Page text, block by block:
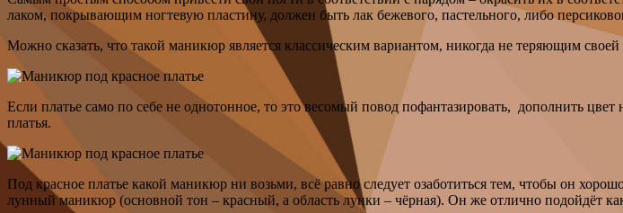
лаком, покрывающим ногтевую пластину, должен быть лак бежевого, пастельного, либо
Можно сказать, что такой маникюр является классическим вариантом, никогда не теряющим
Если платье само по себе не однотонное, то это весомый повод пофантазировать, дополнить
платья.
Под красное платье какой маникюр ни возьми, всё равно следует озаботиться тем, чтобы он
лунный маникюр (основной тон – красный, а область лунки – чёрная). Он же отлично подойдёт